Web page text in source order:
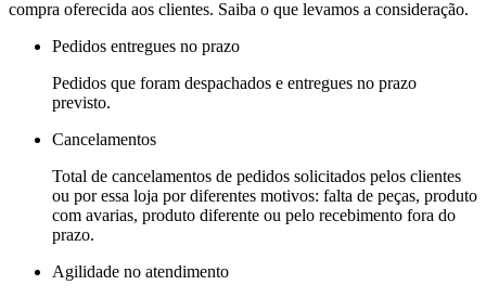
compra oferecida aos clientes. Saiba o que levamos a consideração.
Pedidos entregues no prazo
Pedidos que foram despachados e entregues no prazo
previsto.
Cancelamentos
Total de cancelamentos de pedidos solicitados pelos clientes
ou por essa loja por diferentes motivos: falta de peças, produto
com avarias, produto diferente ou pelo recebimento fora do
prazo.
Agilidade no atendimento